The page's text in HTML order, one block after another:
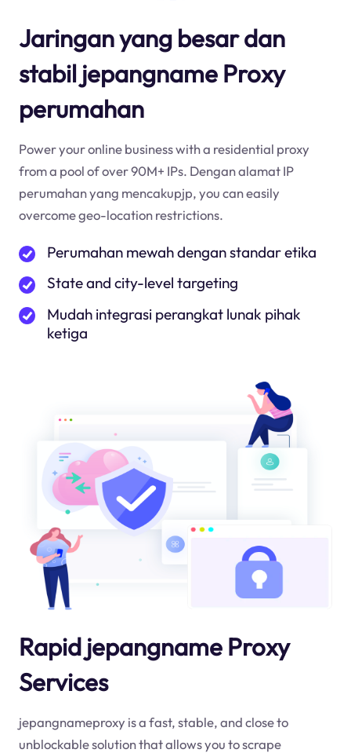
Jaringan yang besar dan
stabil jepangname Proxy
perumahan
Power your online business with a residential proxy
from a pool of over 90M+ IPs. Dengan alamat IP
perumahan yang mencakupjp, you can easily
overcome geo-location restrictions.
Perumahan mewah dengan standar etika
State and city-level targeting
Mudah integrasi perangkat lunak pihak
ketiga
Rapid jepangname Proxy
Services
jepangnameproxy is a fast, stable, and close to
unblockable solution that allows you to scrape